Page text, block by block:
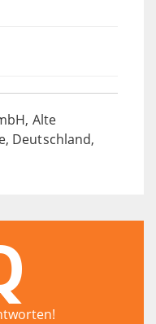
Alte
Deutschland,